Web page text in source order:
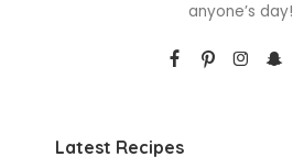
anyone’s day!
Latest Recipes